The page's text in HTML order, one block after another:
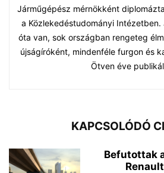
Járműgépész mérnökként
a Közlekedéstudományi
óta van, sok országban rengeteg
újságíróként, mindenféle furgon és
Ötven éve
KAPCSOLÓDÓ
Befutottak